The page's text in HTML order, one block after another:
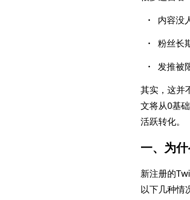
· 内容没
·
粉丝长
·
发推被
其实，这并
文将从0基
活跃转化。
一、为
新注册的
以下几种情